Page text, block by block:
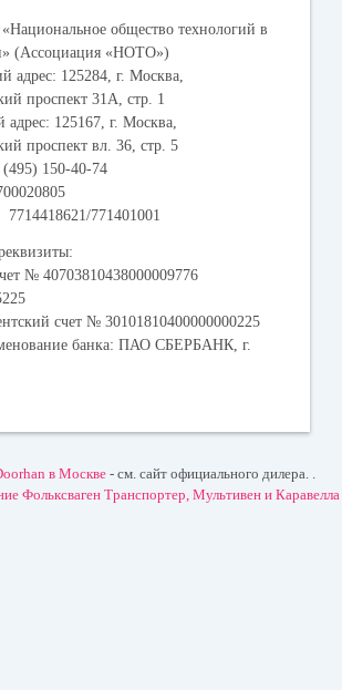
общество технологий в
(Ассоциация «НОТО»)
адрес: 125284, г. Москва,
проспект 31А, стр. 1
адрес: 125167, г. Москва,
проспект вл. 36, стр. 5
150-40-74
771401001
№ 40703810438000009776
счет № 30101810400000000225
банка: ПАО СБЕРБАНК, г.
в Москве- см. сайт официального дилера. .
Фольксваген Транспортер, Мультивен и Каравелла